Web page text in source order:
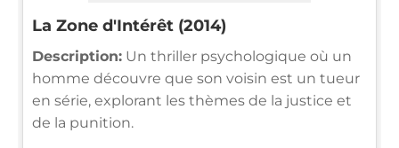
La Zone d'Intérêt (2014)
Description: Un thriller psychologique où un
homme découvre que son voisin est un tueur
en série, explorant les thèmes de la justice et
de la punition.